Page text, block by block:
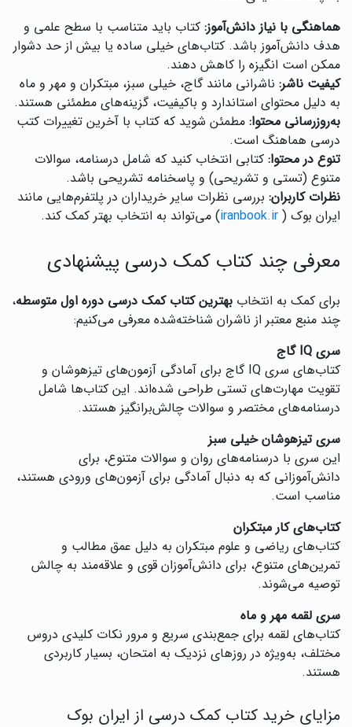
هماهنگی با نیاز دانش‌آموز: کتاب باید متناسب با سطح علمی و
هدف دانش‌آموز باشد. کتاب‌های خیلی ساده یا بیش از حد دشوار
ممکن است انگیزه را کاهش دهند.
کیفیت ناشر: ناشرانی مانند گاج، خیلی سبز، مبتکران و مهر و ماه
به دلیل محتوای استاندارد و باکیفیت، گزینه‌های مطمئنی هستند.
به‌روزرسانی محتوا: مطمئن شوید که کتاب با آخرین تغییرات کتب
درسی هماهنگ است.
تنوع در محتوا: کتابی انتخاب کنید که شامل درسنامه، سوالات
متنوع (تستی و تشریحی) و پاسخنامه تشریحی باشد.
نظرات کاربران: بررسی نظرات سایر خریداران در پلتفرم‌هایی مانند
ایران بوک ( iranbook.ir) می‌تواند به انتخاب بهتر کمک کند.
معرفی چند کتاب کمک درسی پیشنهادی
برای کمک به انتخاب بهترین کتاب کمک درسی دوره اول متوسطه،
چند منبع معتبر از ناشران شناخته‌شده معرفی می‌کنیم:
سری IQ گاج
کتاب‌های سری IQ گاج برای آمادگی آزمون‌های تیزهوشان و
تقویت مهارت‌های تستی طراحی شده‌اند. این کتاب‌ها شامل
درسنامه‌های مختصر و سوالات چالش‌برانگیز هستند.
سری تیزهوشان خیلی سبز
این سری با درسنامه‌های روان و سوالات متنوع، برای
دانش‌آموزانی که به دنبال آمادگی برای آزمون‌های ورودی هستند،
مناسب است.
کتاب‌های کار مبتکران
کتاب‌های ریاضی و علوم مبتکران به دلیل عمق مطالب و
تمرین‌های متنوع، برای دانش‌آموزان قوی و علاقه‌مند به چالش
توصیه می‌شوند.
سری لقمه مهر و ماه
کتاب‌های لقمه برای جمع‌بندی سریع و مرور نکات کلیدی دروس
مختلف، به‌ویژه در روزهای نزدیک به امتحان، بسیار کاربردی
هستند.
مزایای خرید کتاب کمک درسی از ایران بوک